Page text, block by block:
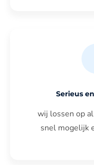
Serieus
wij lossen op
snel mogelijk